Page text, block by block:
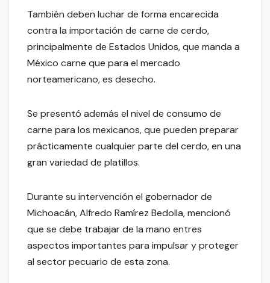
También deben luchar de forma encarecida
contra la importación de carne de cerdo,
principalmente de Estados Unidos, que manda a
México carne que para el mercado
norteamericano, es desecho.
Se presentó además el nivel de consumo de
carne para los mexicanos, que pueden preparar
prácticamente cualquier parte del cerdo, en una
gran variedad de platillos.
Durante su intervención el gobernador de
Michoacán, Alfredo Ramírez Bedolla, mencionó
que se debe trabajar de la mano entres
aspectos importantes para impulsar y proteger
al sector pecuario de esta zona.